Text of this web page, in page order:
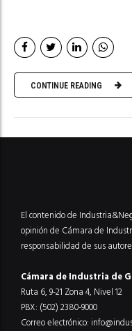
CONTINUE READING
El contenido de
opinión de Cámara de
responsabilidad de sus
Cámara de Industria de
Ruta 6, 9-21 Zona 4, Nivel 12
PBX: (502) 2380-9000
Correo electrónico: